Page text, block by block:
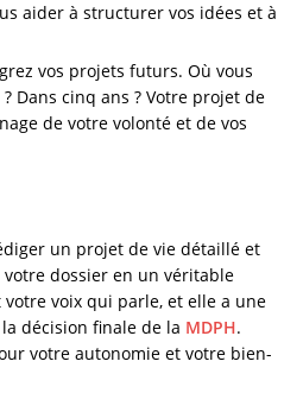
aider à structurer vos idées et à
vos projets futurs. Où vous
Dans cinq ans ? Votre projet de
de votre volonté et de vos
un projet de vie détaillé et
dossier en un véritable
votre voix qui parle, et elle a une
décision finale de la MDPH.
votre autonomie et votre bien-